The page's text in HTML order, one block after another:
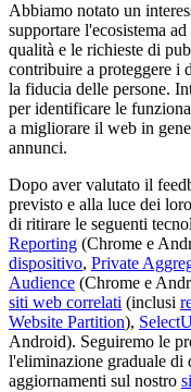
Abbiamo notato un
supportare l'ecosistema
qualità e le richieste di
contribuire a proteggere i
la fiducia delle persone.
per identificare le
a migliorare il web in
annunci.
Dopo aver valutato il
previsto e alla luce dei
di ritirare le seguenti
Reporting (Chrome e
dispositivo, Private
Audience (Chrome e
siti web correlati (inclusi
Website Partition),
Android). Seguiremo le
l'eliminazione graduale di
aggiornamenti sul nostro